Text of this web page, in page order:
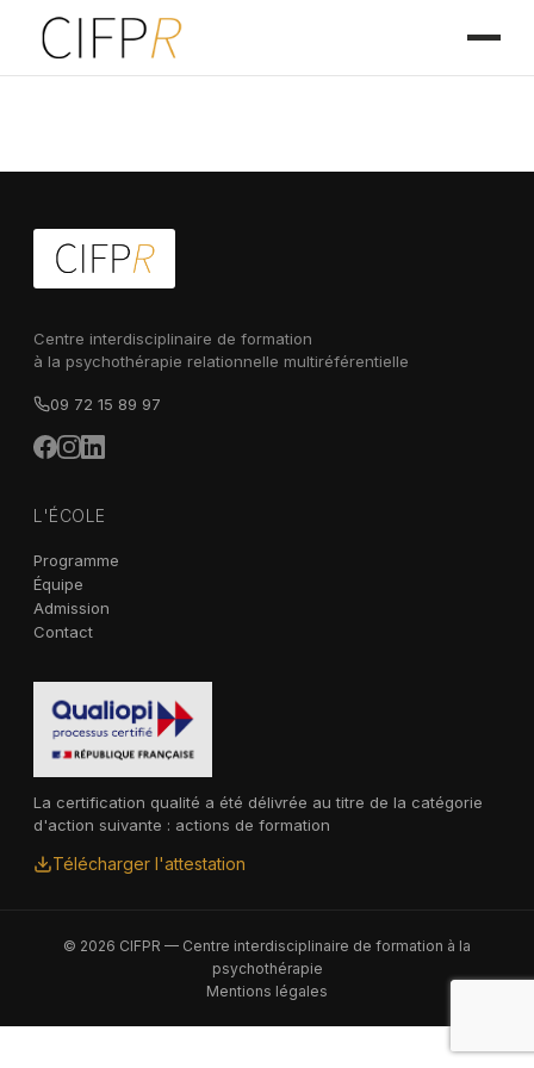
Centre interdisciplinaire de formation
à la psychothérapie relationnelle multiréférentielle
09 72 15 89 97
L'ÉCOLE
Programme
Équipe
Admission
Contact
La certification qualité a été délivrée au titre de la catégorie
d'action suivante : actions de formation
Télécharger l'attestation
© 2026 CIFPR — Centre interdisciplinaire de formation à la
psychothérapie
Mentions légales